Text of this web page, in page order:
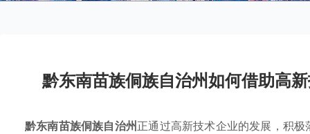
黔东南苗族侗族自治州如何借助高
黔东南苗族侗族自治州正通过高新技术企业的发展，积